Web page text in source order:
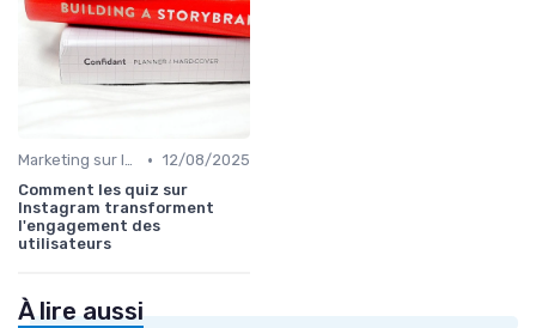
Marketing sur les Réseaux Sociaux • 12/08/2025
Comment les quiz sur
Instagram transforment
l'engagement des
utilisateurs
À lire aussi